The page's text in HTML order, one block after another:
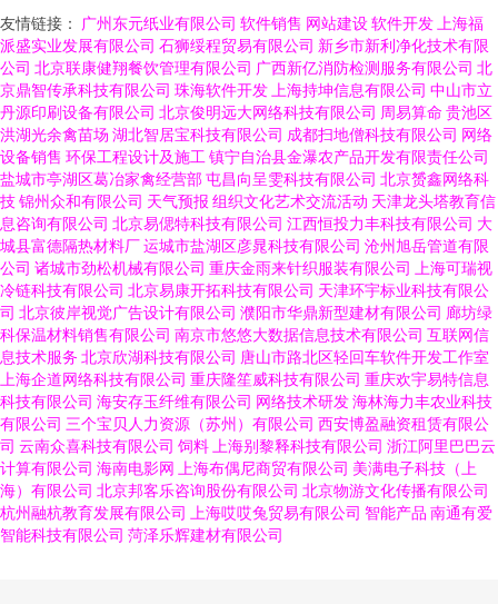
友情链接： 广州东元纸业有限公司 软件销售 网站建设软件开发 上海福
派盛实业发展有限公司 石狮绥程贸易有限公司 新乡市新利净化技术有限
公司 北京联康健翔餐饮管理有限公司 广西新亿消防检测服务有限公司 北
京鼎智传承科技有限公司 珠海软件开发 上海持坤信息有限公司 中山市立
丹源印刷设备有限公司 北京俊明远大网络科技有限公司 周易算命贵池区
洪湖光余禽苗场 湖北智居宝科技有限公司 成都扫地僧科技有限公司 网络
设备销售 环保工程设计及施工 镇宁自治县金瀑农产品开发有限责任公司
盐城市亭湖区葛冶家禽经营部屯昌向呈雯科技有限公司 北京赟鑫网络科
技锦州众和有限公司 天气预报 组织文化艺术交流活动 天津龙头塔教育信
息咨询有限公司 北京易偲特科技有限公司 江西恒投力丰科技有限公司 大
城县富德隔热材料厂运城市盐湖区彦晁科技有限公司 沧州旭岳管道有限
公司 诸城市劲松机械有限公司 重庆金雨来针织服装有限公司
上海可瑞视
冷链科技有限公司 北京易康开拓科技有限公司 天津环宇标业科技有限公
司 北京彼岸视觉广告设计有限公司 濮阳市华鼎新型建材有限公司 廊坊绿
科保温材料销售有限公司 南京市悠悠大数据信息技术有限公司 互联网信
息技术服务 北京欣湖科技有限公司 唐山市路北区轻回车软件开发工作室
上海企道网络科技有限公司 重庆隆笙威科技有限公司 重庆欢宇易特信息
科技有限公司 海安存玉纤维有限公司 网络技术研发海林海力丰农业科技
有限公司 三个宝贝人力资源（苏州）有限公司 西安博盈融资租赁有限公
司 云南众喜科技有限公司 饲料 上海别黎释科技有限公司 浙江阿里巴巴云
计算有限公司 海南电影网 上海布偶尼商贸有限公司 美满电子科技（上
海）有限公司 北京邦客乐咨询股份有限公司 北京物游文化传播有限公司
杭州融杭教育发展有限公司
上海哎哎兔贸易有限公司 智能产品 南通有爱
智能科技有限公司 菏泽乐辉建材有限公司